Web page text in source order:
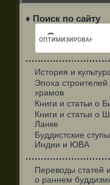
♦ Поиск по сайту
История и
Эпоха строителей
храмов
Книги и статьи о
Книги и статьи о
Ланке
Буддистские ступы
Индии и ЮВА
Переводы статей
о раннем